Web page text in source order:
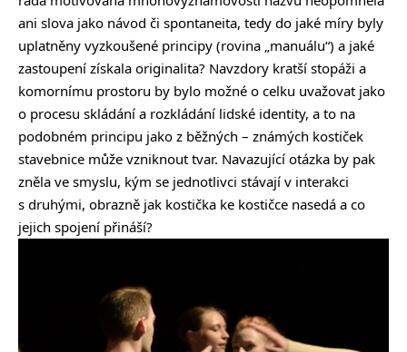
ani slova jako návod či spontaneita, tedy do jaké míry byly
uplatněny vyzkoušené principy (rovina „manuálu“) a jaké
zastoupení získala originalita? Navzdory kratší stopáži a
komornímu prostoru by bylo možné o celku uvažovat jako
o procesu skládání a rozkládání lidské identity, a to na
podobném principu jako z běžných – známých kostiček
stavebnice může vzniknout tvar. Navazující otázka by pak
zněla ve smyslu, kým se jednotlivci stávají v interakci
s druhými, obrazně jak kostička ke kostičce nasedá a co
jejich spojení přináší?